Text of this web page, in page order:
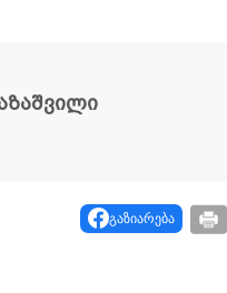
გაზიარება